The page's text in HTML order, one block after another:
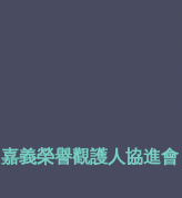
嘉義榮譽觀護人協進會